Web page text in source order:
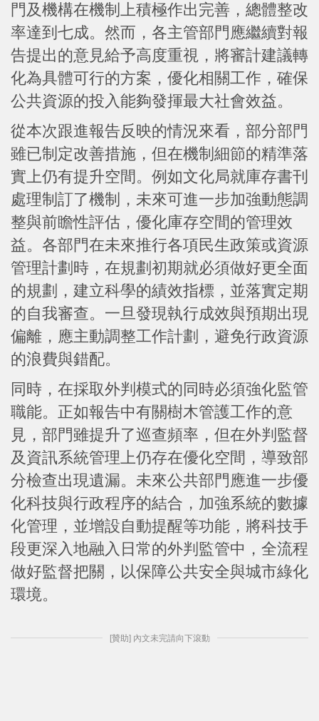
門及機構在機制上積極作出完善，總體整改
率達到七成。然而，各主管部門應繼續對報
告提出的意見給予高度重視，將審計建議轉
化為具體可行的方案，優化相關工作，確保
公共資源的投入能夠發揮最大社會效益。
從本次跟進報告反映的情況來看，部分部門
雖已制定改善措施，但在機制細節的精準落
實上仍有提升空間。例如文化局就庫存書刊
處理制訂了機制，未來可進一步加強動態調
整與前瞻性評估，優化庫存空間的管理效
益。各部門在未來推行各項民生政策或資源
管理計劃時，在規劃初期就必須做好更全面
的規劃，建立科學的績效指標，並落實定期
的自我審查。一旦發現執行成效與預期出現
偏離，應主動調整工作計劃，避免行政資源
的浪費與錯配。
同時，在採取外判模式的同時必須強化監管
職能。正如報告中有關樹木管護工作的意
見，部門雖提升了巡查頻率，但在外判監督
及資訊系統管理上仍存在優化空間，導致部
分檢查出現遺漏。未來公共部門應進一步優
化科技與行政程序的結合，加強系統的數據
化管理，並增設自動提醒等功能，將科技手
段更深入地融入日常的外判監管中，全流程
做好監督把關，以保障公共安全與城市綠化
環境。
[贊助] 內文未完請向下滾動